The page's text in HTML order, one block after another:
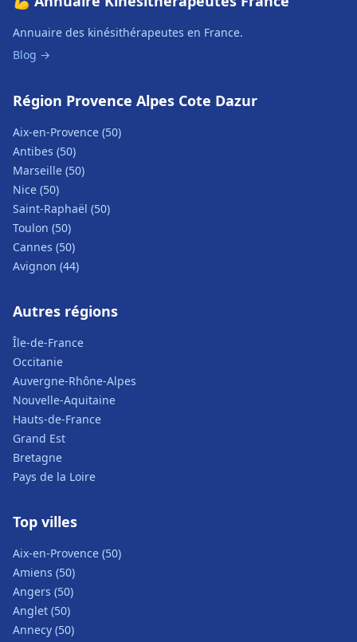
Annuaire des kinésithérapeutes en France.
Blog →
Région Provence Alpes Cote Dazur
Aix-en-Provence (50)
Antibes (50)
Marseille (50)
Nice (50)
Saint-Raphaël (50)
Toulon (50)
Cannes (50)
Avignon (44)
Autres régions
Île-de-France
Occitanie
Auvergne-Rhône-Alpes
Nouvelle-Aquitaine
Hauts-de-France
Grand Est
Bretagne
Pays de la Loire
Top villes
Aix-en-Provence (50)
Amiens (50)
Angers (50)
Anglet (50)
Annecy (50)